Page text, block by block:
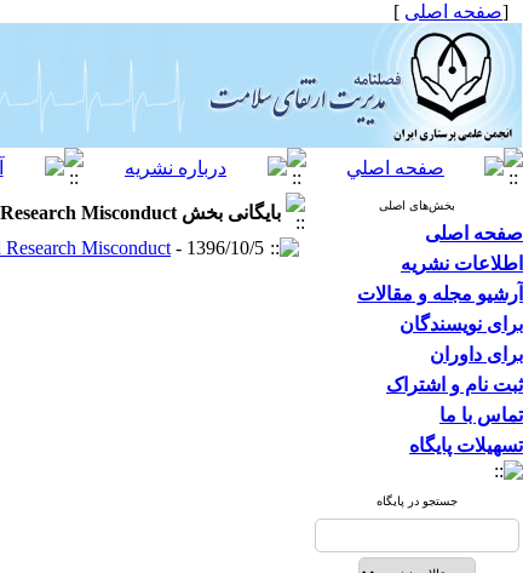
[صفحه اصلی ]
بخش‌های اصلی
صفحه اصلی
اطلاعات نشریه
آرشیو مجله و مقالات
برای نویسندگان
برای داوران
ثبت نام و اشتراک
تماس با ما
تسهیلات پایگاه
جستجو در پایگاه
بایگانی بخش Misconduct
Misconduct - 1396/10/5 -